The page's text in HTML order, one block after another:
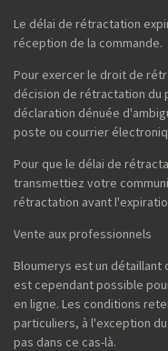
Le délai de rétractation
réception de la commande.
Pour exercer le droit de
décision de rétractation du
déclaration dénuée
poste ou courrier
Pour que le délai de
transmettiez votre
rétractation avant
Vente aux professionnels
Bloumerys est un détaillant
est cependant possible
en ligne. Les conditions
particuliers, à l'exception
pas dans ce cas-là.